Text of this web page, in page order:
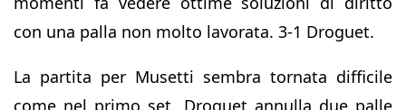
con una palla non molto lavorata. 3-1 Droguet.
La partita per Musetti sembra tornata difficile
come nel primo set. Droguet annulla due palle